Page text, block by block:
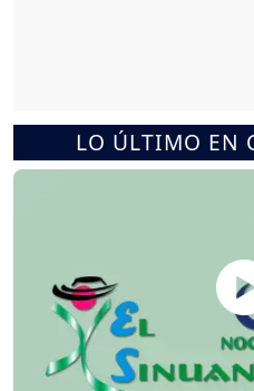
LO ÚLTIMO EN